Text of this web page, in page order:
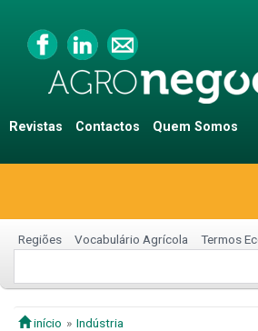
Revistas Contactos Quem Somos
Regiões Vocabulário Agrícola Termos
início
Indústria